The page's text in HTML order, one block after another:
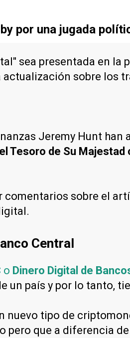
por una jugada
sea presentada en
sobre los
Jeremy Hunt han
Tesoro de Su
sobre el
Central
o Dinero Digital de
un país y por lo tanto,
nuevo tipo de
pero que a diferencia